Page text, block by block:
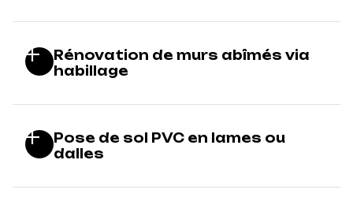
Rénovation de murs abîmés via
habillage
Pose de sol PVC en lames ou
dalles